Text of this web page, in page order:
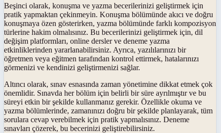
Beşinci olarak, konuşma ve yazma becerilerinizi geliştirmek için
pratik yapmaktan çekinmeyin. Konuşma bölümünde akıcı ve doğru
konuşmaya özen gösterirken, yazma bölümünde farklı kompozisyon
türlerine hakim olmalısınız. Bu becerilerinizi geliştirmek için, dil
değişim platformları, online dersler ve deneme yazma
etkinliklerinden yararlanabilirsiniz. Ayrıca, yazılılarınızı bir
öğretmen veya eğitmen tarafından kontrol ettirmek, hatalarınızı
görmenizi ve kendinizi geliştirmenizi sağlar.
Altıncı olarak, sınav esnasında zaman yönetimine dikkat etmek çok
önemlidir. Sınavda her bölüm için belirli bir süre ayrılmıştır ve bu
süreyi etkin bir şekilde kullanmanız gerekir. Özellikle okuma ve
yazma bölümlerinde, zamanınızı doğru bir şekilde planlayarak, tüm
sorulara cevap verebilmek için pratik yapmalısınız. Deneme
sınavları çözerek, bu becerinizi geliştirebilirsiniz.